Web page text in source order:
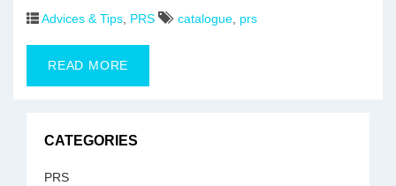
Advices & Tips, PRS catalogue, prs
READ MORE
CATEGORIES
PRS